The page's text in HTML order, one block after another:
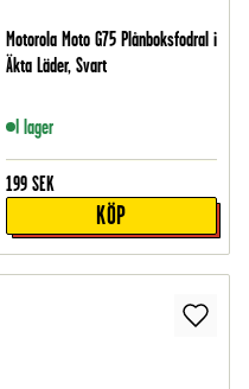
Motorola Moto G75 Plånboksfodral i
Äkta Läder, Svart
I lager
199 SEK
KÖP